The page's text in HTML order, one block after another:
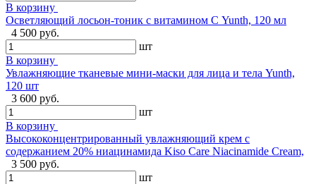
В корзину
Осветляющий лосьон-тоник с витамином С Yunth, 120 мл
4 500 руб.
шт
В корзину
Увлажняющие тканевые мини-маски для лица и тела Yunth,
120 шт
3 600 руб.
шт
В корзину
Высококонцентрированный увлажняющий крем с
содержанием 20% ниацинамида Kiso Care Niacinamide Cream,
3 500 руб.
шт